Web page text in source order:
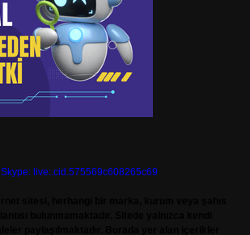
Skype: live:.cid.575569c608265c69